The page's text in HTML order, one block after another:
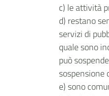
c) le attività
d) restano
servizi di
quale sono
può
sospensione
e) sono